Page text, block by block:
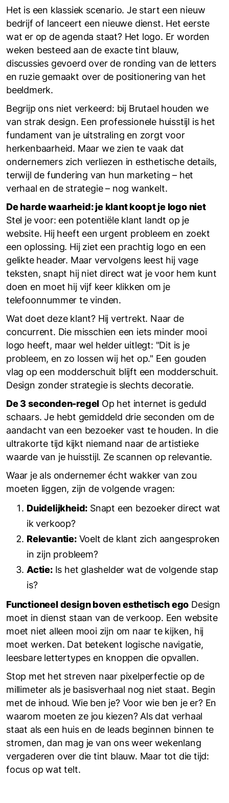
Het is een klassiek scenario. Je start een nieuw
bedrijf of lanceert een nieuwe dienst. Het eerste
wat er op de agenda staat? Het logo. Er worden
weken besteed aan de exacte tint blauw,
discussies gevoerd over de ronding van de letters
en ruzie gemaakt over de positionering van het
beeldmerk.
Begrijp ons niet verkeerd: bij Brutael houden we
van strak design. Een professionele huisstijl is het
fundament van je uitstraling en zorgt voor
herkenbaarheid. Maar we zien te vaak dat
ondernemers zich verliezen in esthetische details,
terwijl de fundering van hun marketing – het
verhaal en de strategie – nog wankelt.
De harde waarheid: je klant koopt je logo niet
Stel je voor: een potentiële klant landt op je
website. Hij heeft een urgent probleem en zoekt
een oplossing. Hij ziet een prachtig logo en een
gelikte header. Maar vervolgens leest hij vage
teksten, snapt hij niet direct wat je voor hem kunt
doen en moet hij vijf keer klikken om je
telefoonnummer te vinden.
Wat doet deze klant? Hij vertrekt. Naar de
concurrent. Die misschien een iets minder mooi
logo heeft, maar wel helder uitlegt: "Dit is je
probleem, en zo lossen wij het op." Een gouden
vlag op een modderschuit blijft een modderschuit.
Design zonder strategie is slechts decoratie.
De 3 seconden-regel Op het internet is geduld
schaars. Je hebt gemiddeld drie seconden om de
aandacht van een bezoeker vast te houden. In die
ultrakorte tijd kijkt niemand naar de artistieke
waarde van je huisstijl. Ze scannen op relevantie.
Waar je als ondernemer écht wakker van zou
moeten liggen, zijn de volgende vragen:
Duidelijkheid: Snapt een bezoeker direct wat
ik verkoop?
Relevantie:Voelt de klant zich aangesproken
in zijn probleem?
Actie:Is het glashelder wat de volgende stap
is?
Functioneel design boven esthetisch ego Design
moet in dienst staan van de verkoop. Een website
moet niet alleen mooi zijn om naar te kijken, hij
moet werken. Dat betekent logische navigatie,
leesbare lettertypes en knoppen die opvallen.
Stop met het streven naar pixelperfectie op de
millimeter als je basisverhaal nog niet staat. Begin
met de inhoud. Wie ben je? Voor wie ben je er? En
waarom moeten ze jou kiezen? Als dat verhaal
staat als een huis en de leads beginnen binnen te
stromen, dan mag je van ons weer wekenlang
vergaderen over die tint blauw. Maar tot die tijd:
focus op wat telt.